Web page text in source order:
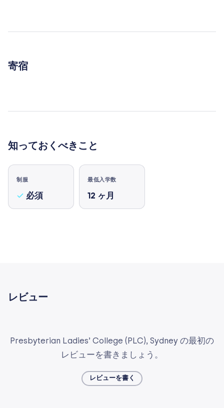
寄宿
知っておくべきこと
制服
必須
最低入学数
12 ヶ月
レビュー
Presbyterian Ladies’ College (PLC), Sydney の最初の
レビューを書きましょう。
レビューを書く